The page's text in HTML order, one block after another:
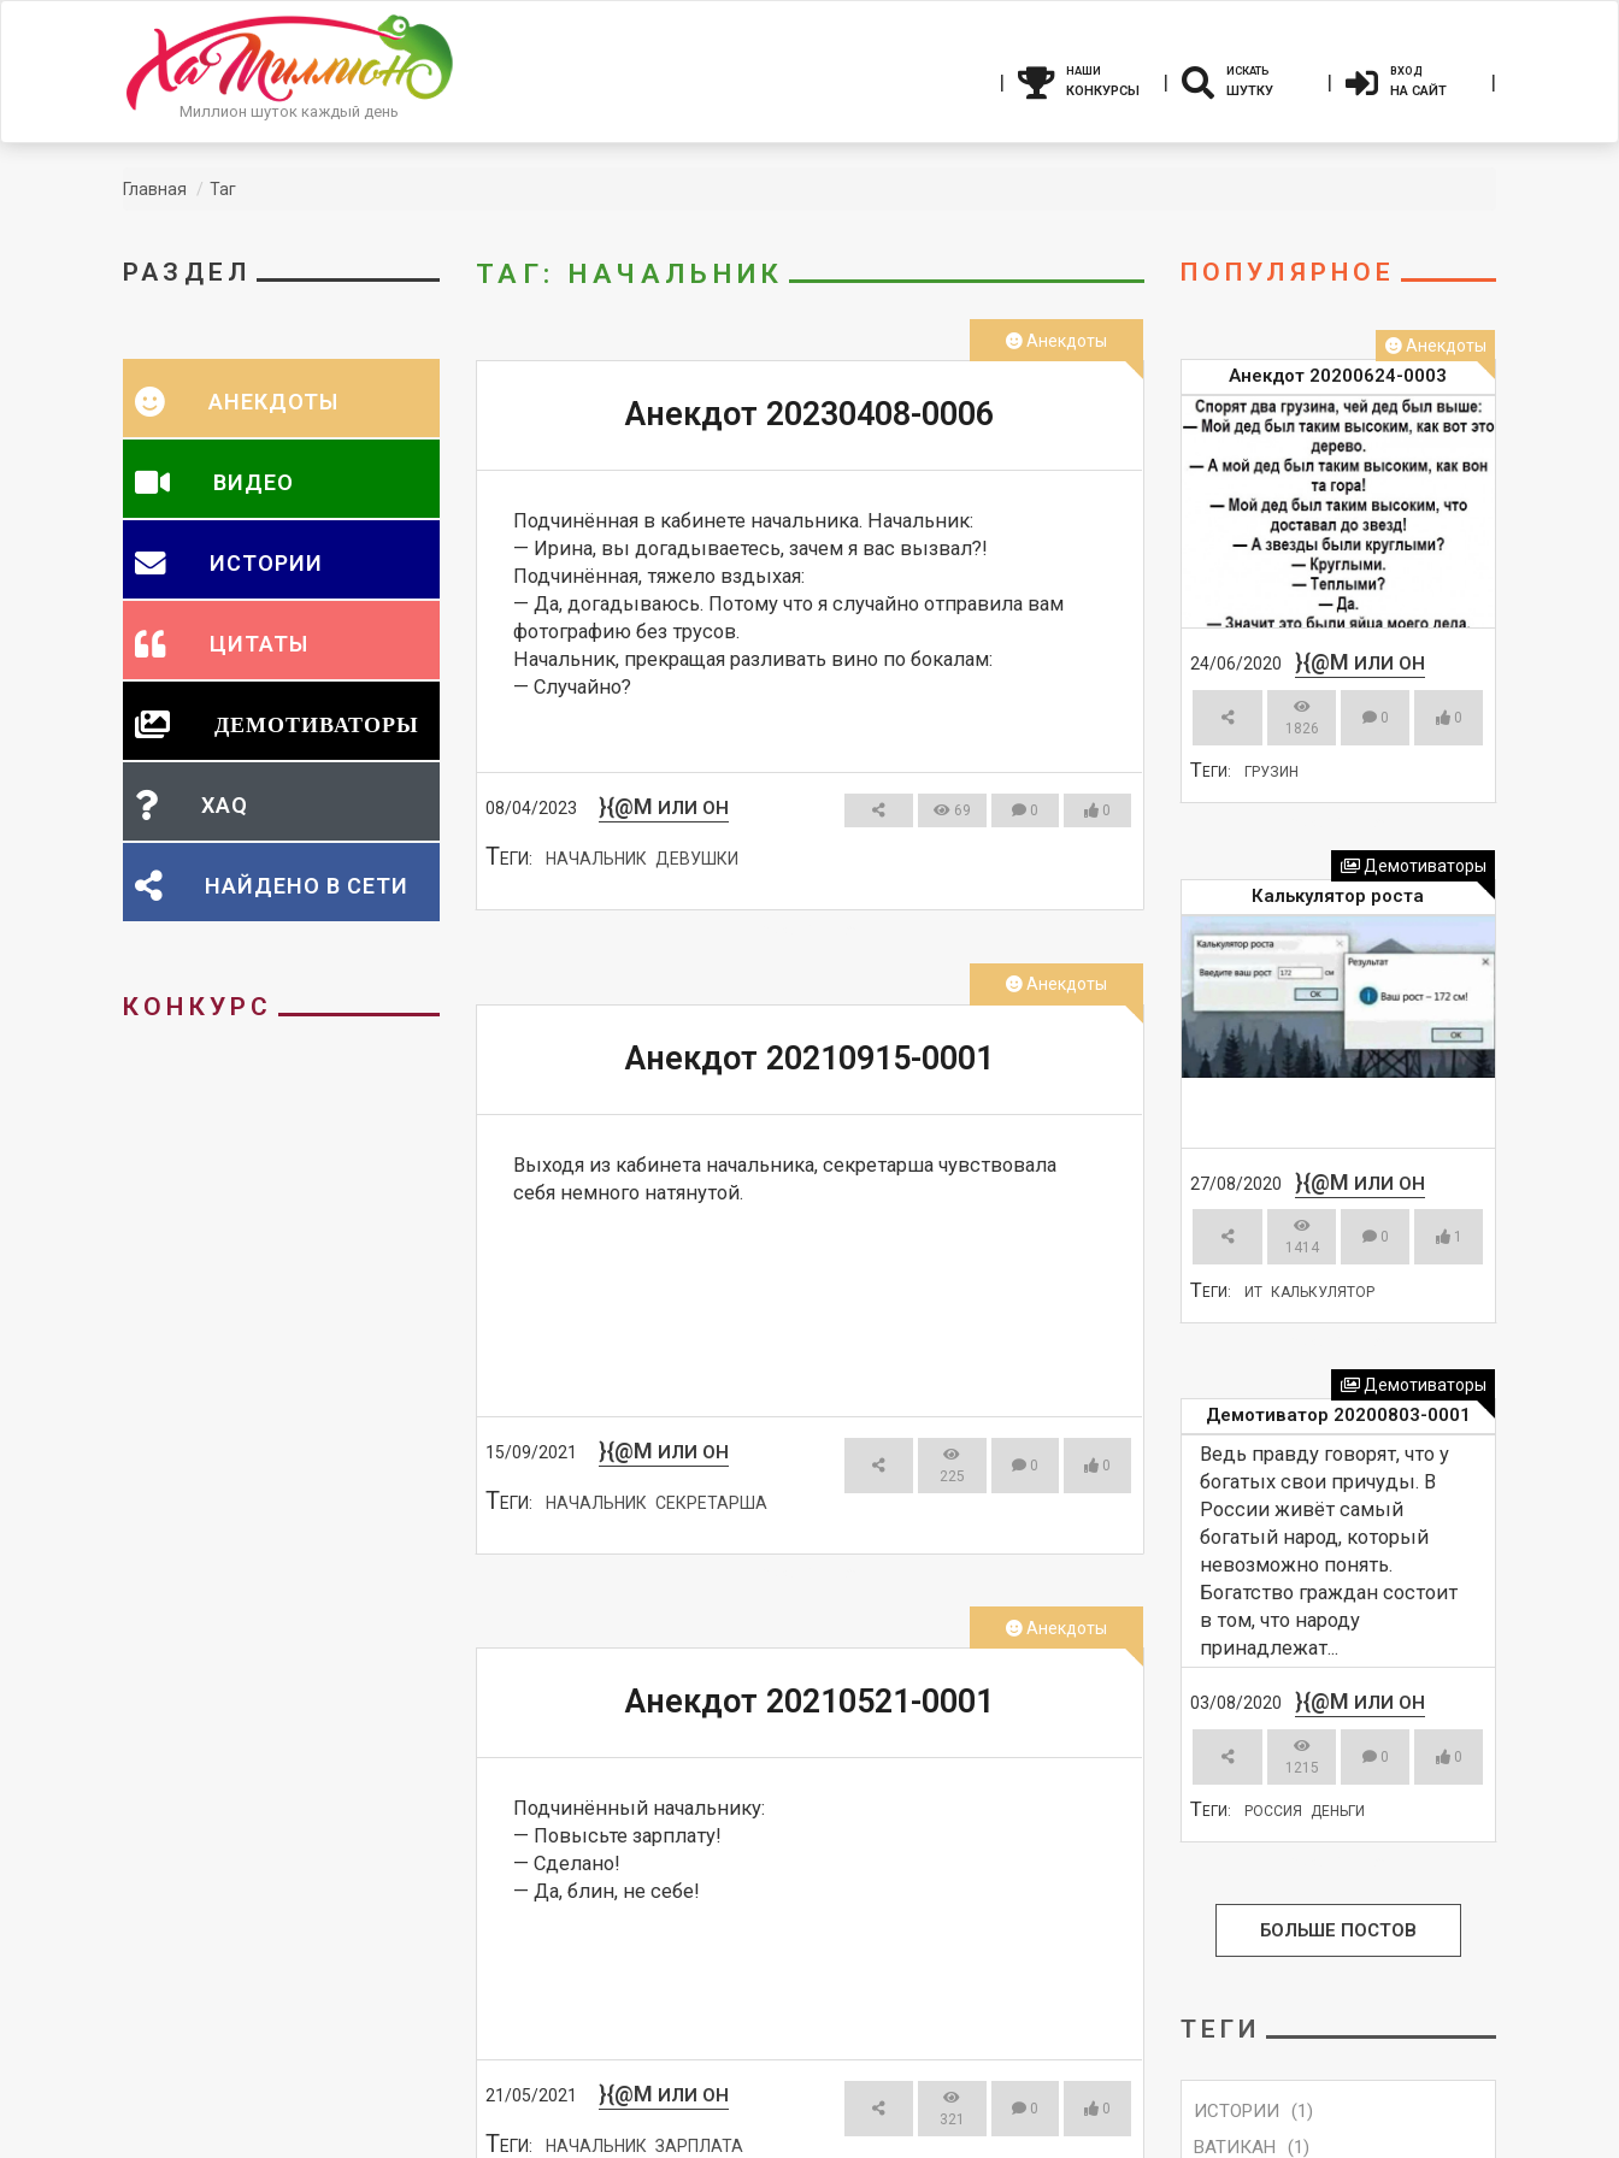
Миллион шуток каждый день
НАШИ
КОНКУРСЫ
ИСКАТЬ
ШУТКУ
ВХОД
НА САЙТ
Главная Таг
ТАГ: НАЧАЛЬНИК
Анекдот 20230408-0006
Подчинённая в кабинете начальника. Начальник:
— Ирина, вы догадываетесь, зачем я вас вызвал?!
Подчинённая, тяжело вздыхая:
— Да, догадываюсь. Потому что я случайно отправила вам
фотографию без трусов.
Начальник, прекращая разливать вино по бокалам:
— Случайно?
08/04/2023 }{@M ИЛИ ОН 69 0 0
Анекдоты
ТЕГИ: НАЧАЛЬНИК ДЕВУШКИ
Анекдот 20210915-0001
Выходя из кабинета начальника, секретарша чувствовала
себя немного натянутой.
15/09/2021 }{@M ИЛИ ОН
225
0 0
Анекдоты
ТЕГИ: НАЧАЛЬНИК СЕКРЕТАРША
Анекдот 20210521-0001
Подчинённый начальнику:
— Повысьте зарплату!
— Сделано!
— Да, блин, не себе!
21/05/2021 }{@M ИЛИ ОН
321
0 0
Анекдоты
ТЕГИ: НАЧАЛЬНИК ЗАРПЛАТА
РАЗДЕЛ
АНЕКДОТЫ
ВИДЕО
ИСТОРИИ
ЦИТАТЫ
ДЕМОТИВАТОРЫ
XAQ
НАЙДЕНО В СЕТИ
КОНКУРС
ПОПУЛЯРНОЕ
Анекдот 20200624-0003
24/06/2020 }{@M ИЛИ ОН
1826
0 0
Анекдоты
ТЕГИ: ГРУЗИН
Калькулятор роста
27/08/2020 }{@M ИЛИ ОН
1414
0 1
Демотиваторы
ТЕГИ: ИТ КАЛЬКУЛЯТОР
Демотиватор 20200803-0001
Ведь правду говорят, что у
богатых свои причуды. В
России живёт самый
богатый народ, который
невозможно понять.
Богатство граждан состоит
в том, что народу
принадлежат...
03/08/2020 }{@M ИЛИ ОН
1215
0 0
Демотиваторы
ТЕГИ: РОССИЯ ДЕНЬГИ
БОЛЬШЕ ПОСТОВ
ТЕГИ
ИСТОРИИ
(1)
ВАТИКАН
(1)